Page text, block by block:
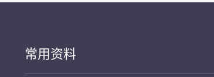
常用资料